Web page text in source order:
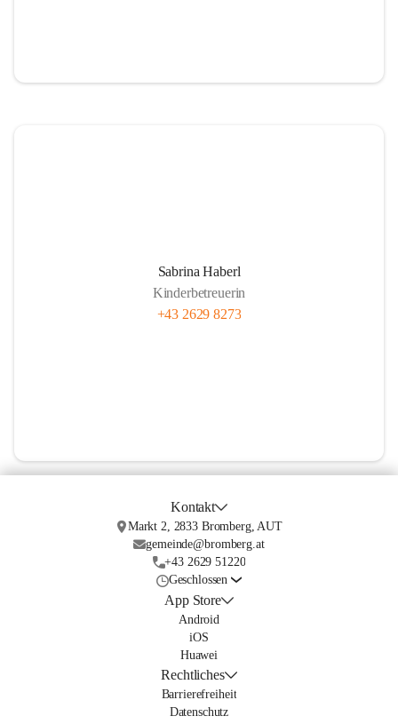
Sabrina Haberl
Kinderbetreuerin
+43 2629 8273
Kontakt
Markt 2, 2833 Bromberg, AUT
gemeinde@bromberg.at
+43 2629 51220
Geschlossen
App Store
Android
iOS
Huawei
Rechtliches
Barrierefreiheit
Datenschutz